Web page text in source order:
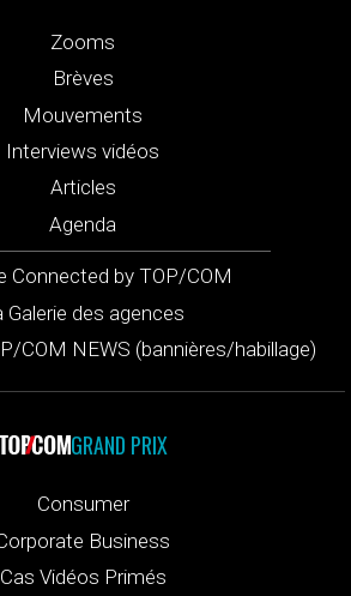
Zooms
Brèves
Mouvements
Interviews vidéos
Articles
Agenda
Connected by TOP/COM
Galerie des agences
COM NEWS (bannières/habillage)
GRAND PRIX
Consumer
Business
Cas Vidéos Primés